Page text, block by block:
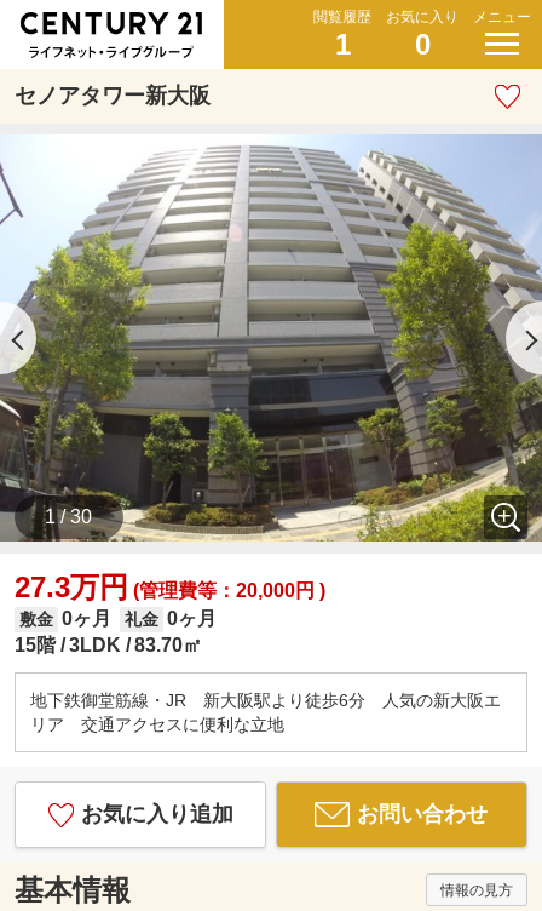
閲覧履歴
1
お気に入り
0
メニュー
セノアタワー新大阪
1 / 30
27.3万円 (管理費等：20,000円 )
敷金 0ヶ月 礼金 0ヶ月
15階 3LDK 83.70㎡
地下鉄御堂筋線・JR 新大阪駅より徒歩6分 人気の新大阪エ
リア 交通アクセスに便利な立地
お気に入り追加 お問い合わせ
基本情報 情報の見方